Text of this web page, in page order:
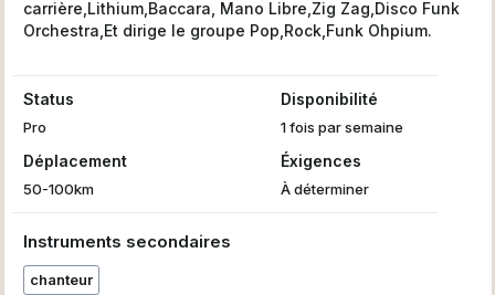
carrière,Lithium,Baccara, Mano Libre,Zig Zag,Disco Funk
Orchestra,Et dirige le groupe Pop,Rock,Funk Ohpium.
Status
Pro
Disponibilité
1 fois par semaine
Déplacement
50-100km
Éxigences
À déterminer
Instruments secondaires
chanteur